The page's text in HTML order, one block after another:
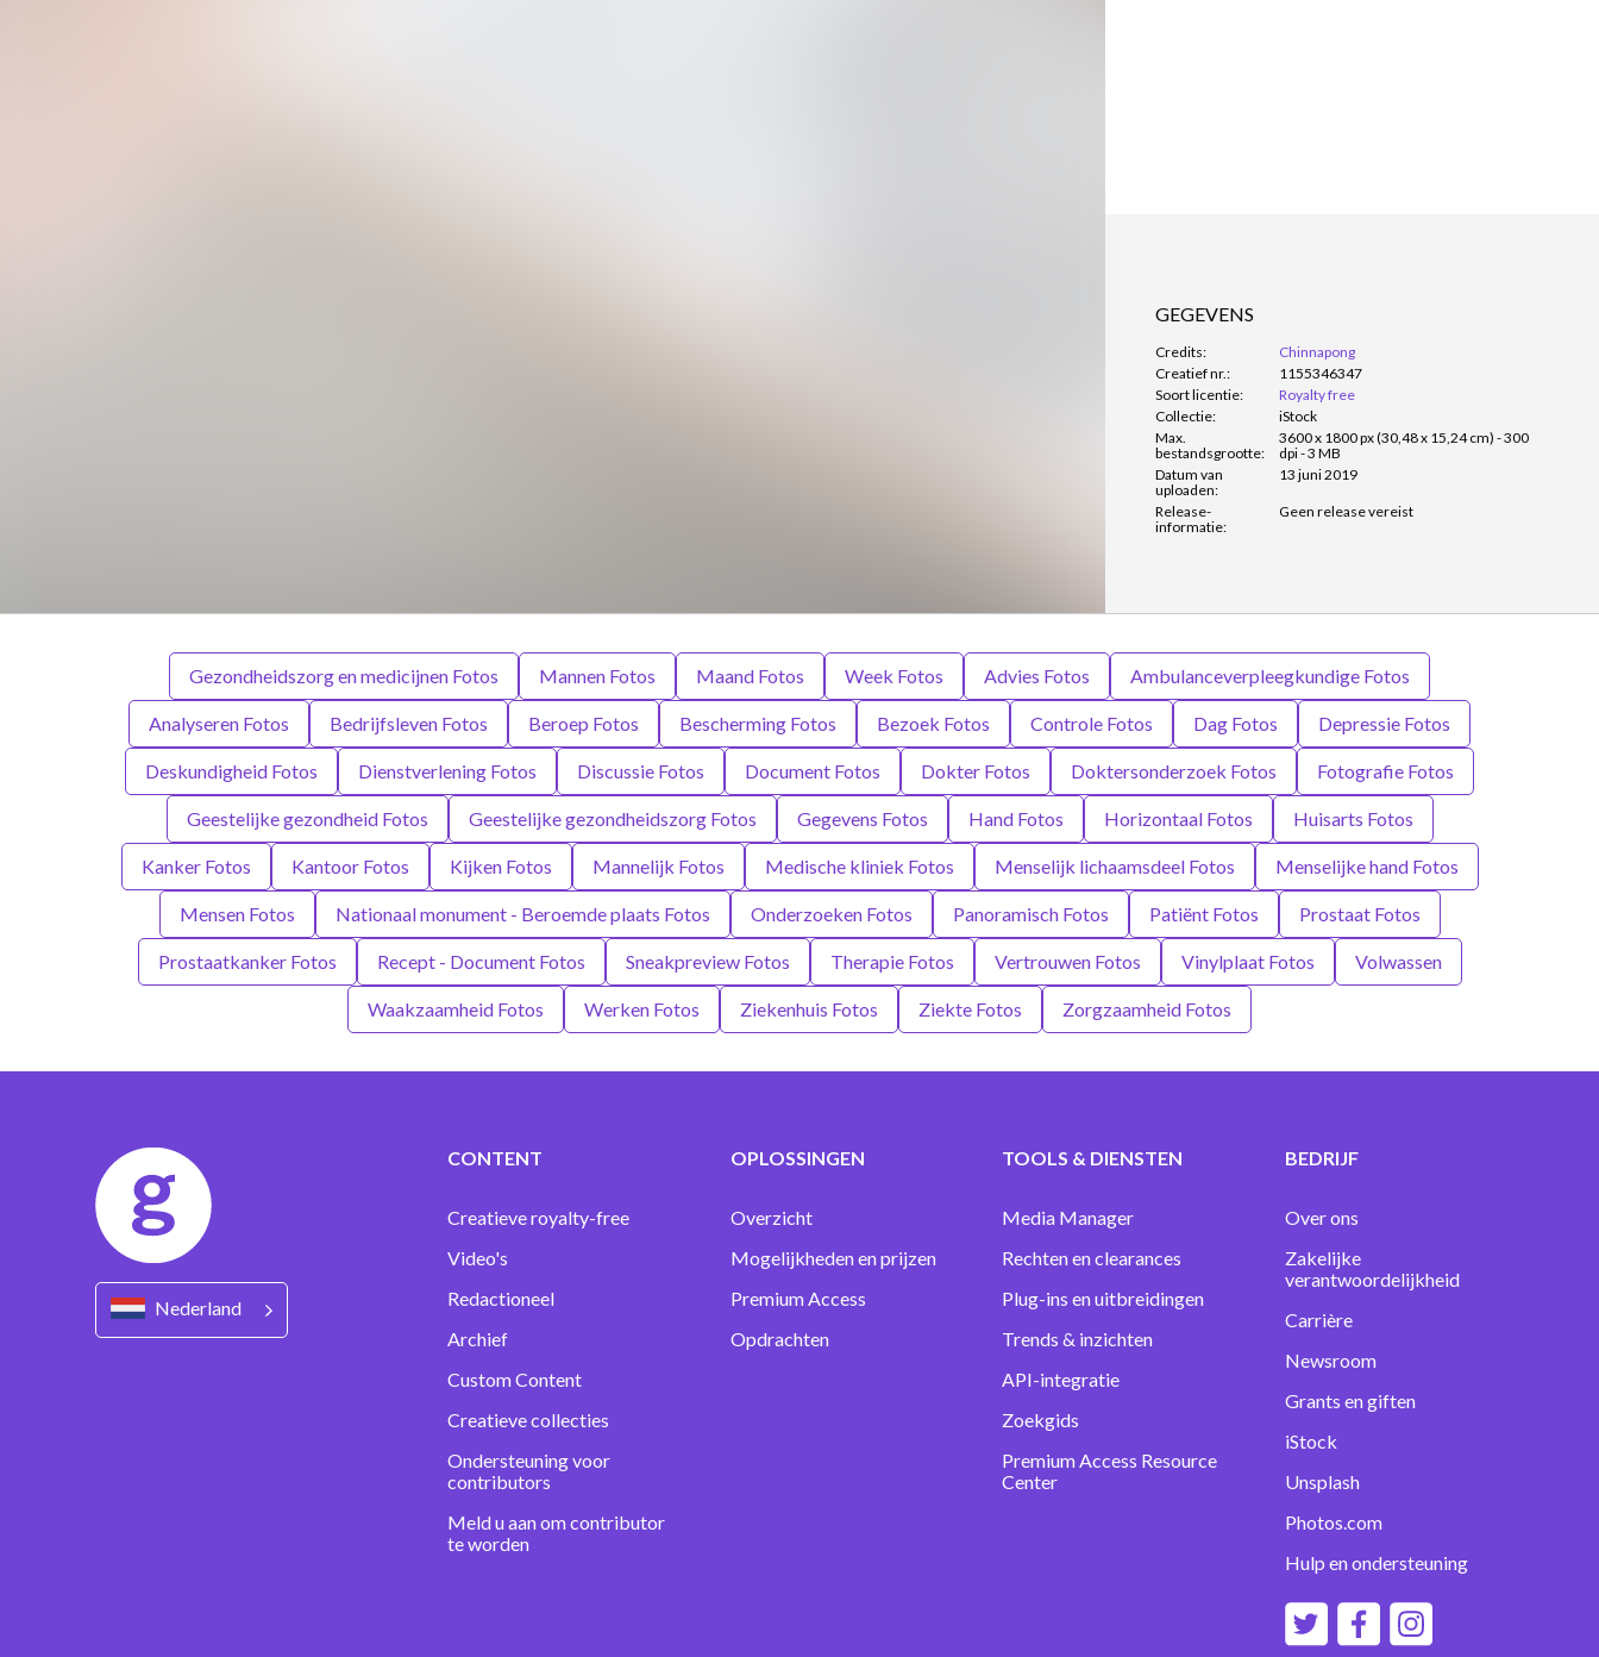
GEGEVENS
Credits:
Chinnapong
Creatief nr.:
1155346347
Soort licentie:
Royalty free
Collectie:
iStock
Max.
bestandsgrootte:
3600 x 1800 px (30,48 x 15,24 cm) - 300
dpi - 3 MB
Datum van
uploaden:
13 juni 2019
Release-
informatie:
Geen release vereist
Gezondheidszorg en medicijnen Fotos Mannen Fotos Maand Fotos Week Fotos Advies Fotos Ambulanceverpleegkundige Fotos
Analyseren Fotos Bedrijfsleven Fotos Beroep Fotos Bescherming Fotos Bezoek Fotos Controle Fotos Dag Fotos Depressie Fotos
Deskundigheid Fotos Dienstverlening Fotos Discussie Fotos Document Fotos Dokter Fotos Doktersonderzoek Fotos Fotografie Fotos
Geestelijke gezondheid Fotos Geestelijke gezondheidszorg Fotos Gegevens Fotos Hand Fotos Horizontaal Fotos Huisarts Fotos
Kanker Fotos Kantoor Fotos Kijken Fotos Mannelijk Fotos Medische kliniek Fotos Menselijk lichaamsdeel Fotos Menselijke hand Fotos
Mensen Fotos Nationaal monument - Beroemde plaats Fotos Onderzoeken Fotos Panoramisch Fotos Patiënt Fotos Prostaat Fotos
Prostaatkanker Fotos Recept - Document Fotos Sneakpreview Fotos Therapie Fotos Vertrouwen Fotos Vinylplaat Fotos Volwassen
Waakzaamheid Fotos Werken Fotos Ziekenhuis Fotos Ziekte Fotos Zorgzaamheid Fotos
Nederland
CONTENT
Creatieve royalty-free
Video's
Redactioneel
Archief
Custom Content
Creatieve collecties
Ondersteuning voor
contributors
Meld u aan om contributor
te worden
OPLOSSINGEN
Overzicht
Mogelijkheden en prijzen
Premium Access
Opdrachten
TOOLS & DIENSTEN
Media Manager
Rechten en clearances
Plug-ins en uitbreidingen
Trends & inzichten
API-integratie
Zoekgids
Premium Access Resource
Center
BEDRIJF
Over ons
Zakelijke
verantwoordelijkheid
Carrière
Newsroom
Grants en giften
iStock
Unsplash
Photos.com
Hulp en ondersteuning